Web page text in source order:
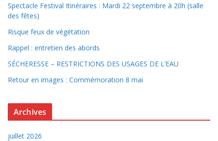
Spectacle Festival Itinéraires : Mardi 22 septembre à 20h (salle
des fêtes)
Risque feux de végétation
Rappel : entretien des abords
SÉCHERESSE – RESTRICTIONS DES USAGES DE L’EAU
Retour en images : Commémoration 8 mai
Archives
juillet 2026